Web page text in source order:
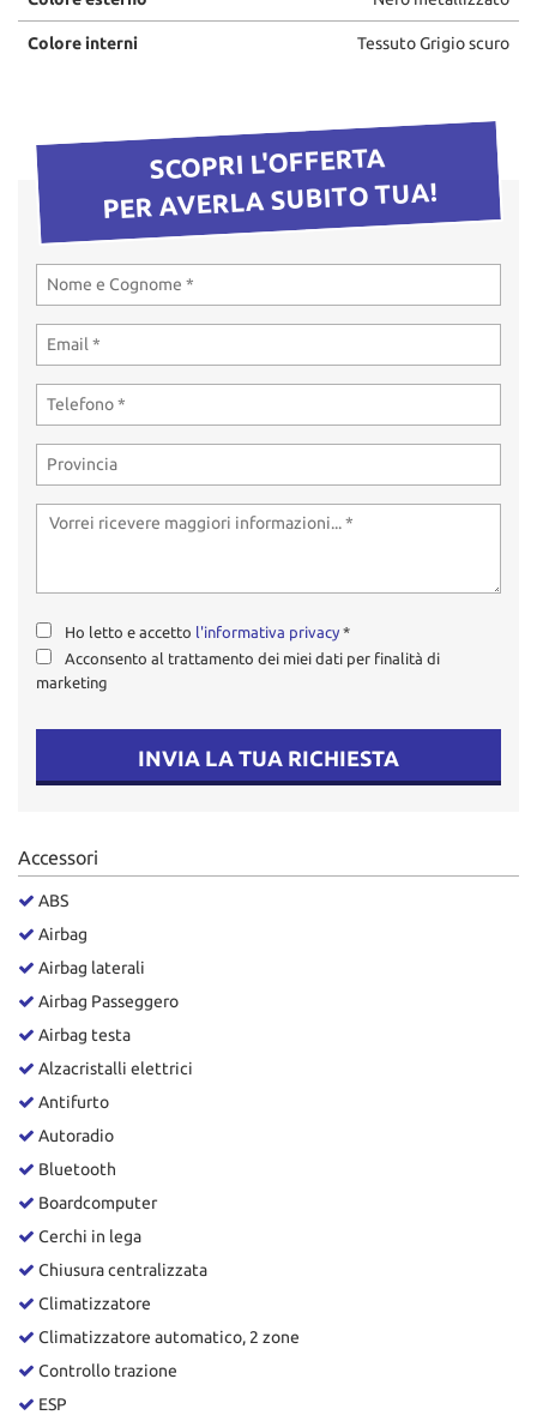
Colore interni Tessuto Grigio scuro
SCOPRI L'OFFERTA
PER AVERLA SUBITO TUA!
Ho letto e accetto l'informativa privacy *
Acconsento al trattamento dei miei dati per finalità di
marketing
INVIA LA TUA RICHIESTA
Accessori
ABS
Airbag
Airbag laterali
Airbag Passeggero
Airbag testa
Alzacristalli elettrici
Antifurto
Autoradio
Bluetooth
Boardcomputer
Cerchi in lega
Chiusura centralizzata
Climatizzatore
Climatizzatore automatico, 2 zone
Controllo trazione
ESP
rivedere
e
in
qualsiasi
momento.
Cookie necessari
Cookie delle preferenze
Cookie per il miglioramento dell'esperienza utente
Cookie di marketing
policy
le